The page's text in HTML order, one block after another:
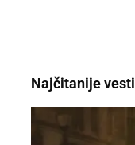
Najčitanije vesti